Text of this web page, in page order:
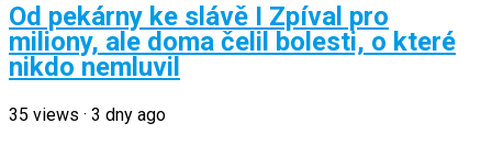
Od pekárny ke slávě I Zpíval pro
miliony, ale doma čelil bolesti, o které
nikdo nemluvil
35 views · 3 dny ago